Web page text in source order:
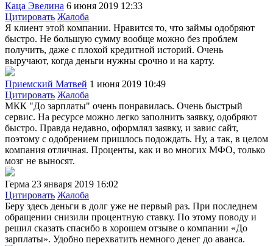
Каца Эвелина 6 июня 2019 12:33
Цитировать Жалоба
Я клиент этой компании. Нравится то, что займы одобряют
быстро. Не большую сумму вообще можно без проблем
получить, даже с плохой кредитной историй. Очень
выручают, когда деньги нужны срочно и на карту.
Приемский Матвей 1 июня 2019 10:49
Цитировать Жалоба
МКК "До зарплаты" очень понравилась. Очень быстрый
сервис. На ресурсе можно легко заполнить заявку, одобряют
быстро. Правда недавно, оформлял заявку, и завис сайт,
поэтому с одобрением пришлось подождать. Ну, а так, в целом
компания отличная. Проценты, как и во многих МФО, только
мозг не выносят.
Герма 23 января 2019 16:02
Цитировать Жалоба
Беру здесь деньги в долг уже не первый раз. При последнем
обращении снизили процентную ставку. По этому поводу и
решил сказать спасибо в хорошем отзыве о компании «До
зарплаты». Удобно перехватить немного денег до аванса.